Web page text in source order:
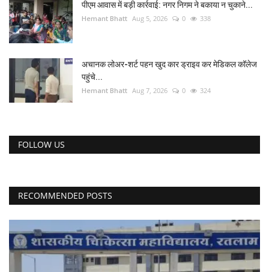
कर्मचारी सरोकार
कारोबार सरोकार
साहित्य सरोकार
सेहत सरोकार
पीएम आवास में बड़ी कार्रवाई: नगर निगम ने बकाया न चुकाने...
Hemant Bhatt Aug 5, 2026 0 338
अचानक लोअर-शर्ट पहन खुद कार ड्राइव कर मेडिकल कॉलेज
पहुंचे...
Hemant Bhatt Aug 7, 2026 0 324
FOLLOW US
RECOMMENDED POSTS